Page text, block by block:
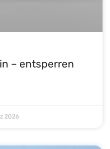
– entsperren
2026